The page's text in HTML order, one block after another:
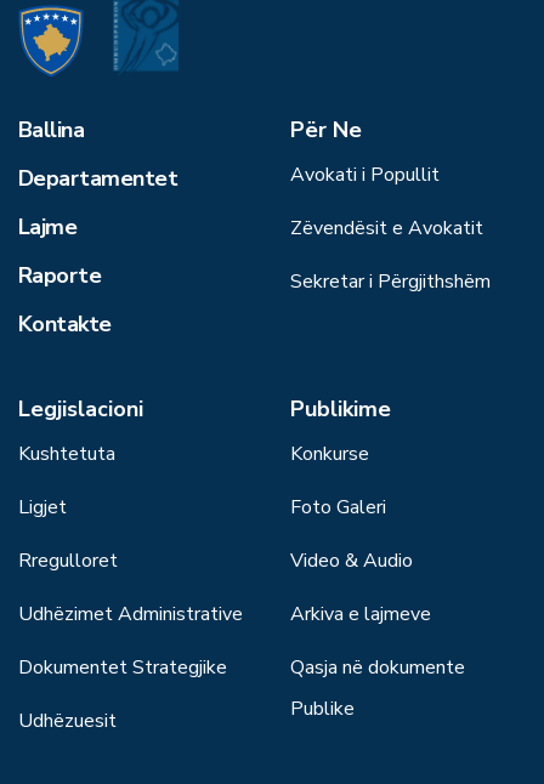
Ballina
Departamentet
Lajme
Raporte
Kontakte
Për Ne
Avokati i Popullit
Zëvendësit e Avokatit
Sekretar i Përgjithshëm
Legjislacioni
Kushtetuta
Ligjet
Rregulloret
Udhëzimet Administrative
Dokumentet Strategjike
Udhëzuesit
Publikime
Konkurse
Foto Galeri
Video & Audio
Arkiva e lajmeve
Qasja në dokumente
Publike